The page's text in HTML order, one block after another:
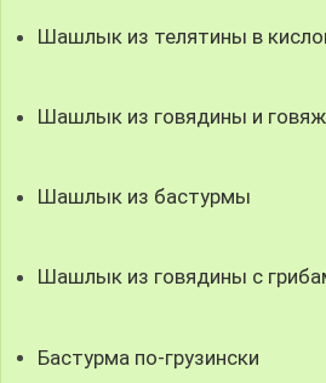
Шашлык из телятины в
Шашлык из говядины и
Шашлык из бастурмы
Шашлык из говядины с
Бастурма по-грузински